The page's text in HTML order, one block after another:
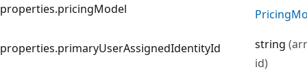
properties.pricingModel
Pricing
properties.primaryUserAssignedIdentityId string
id)